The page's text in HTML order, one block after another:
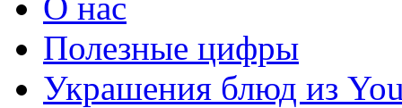
Полезные цифры
Украшения блюд из